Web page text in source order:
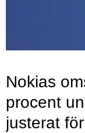
Nokias
procent
justerat